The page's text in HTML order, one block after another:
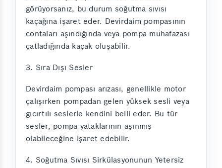
görüyorsanız, bu durum soğutma sıvısı
kaçağına işaret eder. Devirdaim pompasının
contaları aşındığında veya pompa muhafazası
çatladığında kaçak oluşabilir.
3. Sıra Dışı Sesler
Devirdaim pompası arızası, genellikle motor
çalışırken pompadan gelen yüksek sesli veya
gıcırtılı seslerle kendini belli eder. Bu tür
sesler, pompa yataklarının aşınmış
olabileceğine işaret edebilir.
4. Soğutma Sıvısı Sirkülasyonunun Yetersiz